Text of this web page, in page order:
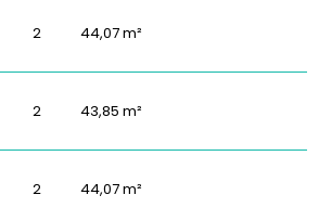
2 44,07 m²
2 43,85 m²
2 44,07 m²